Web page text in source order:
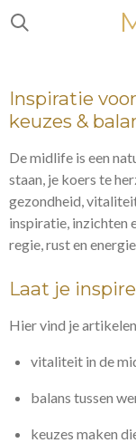
Ga
hoofdinhoud
Inspiratie
keuzes &
De midlife is een
staan, je koers te
gezondheid,
inspiratie, inzichten
regie, rust en
Laat je
Hier vind je
vitaliteit in de
balans tussen
keuzes maken